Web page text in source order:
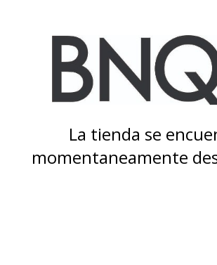
La tienda se
momentaneamente